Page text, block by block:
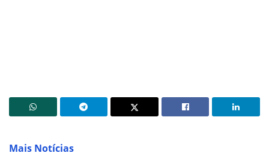
Mais Notícias